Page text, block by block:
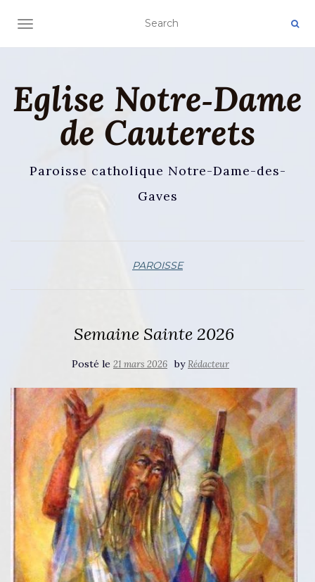
AFFICHER/MASQUER LA NAVIGATION
Eglise Notre‑Dame
de Cauterets
Paroisse catholique Notre-Dame-des-
Gaves
PAROISSE
Semaine Sainte 2026
Posté le 21 mars 2026 byRédacteur